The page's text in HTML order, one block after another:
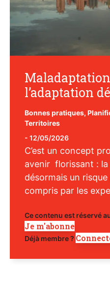
l’adaptation
Bonnes pratiques,
Territoires
- 12/05/2026
C’est un concept
avenir florissant :
désormais un
compris par les
Ce contenu est réservé
Je m'abonne
Déjà membre ?